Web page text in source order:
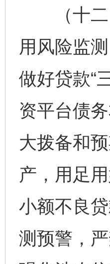
（十二）
用风险监
做好贷款“
资平台债
大拨备和
产，用足
小额不良
测预警，